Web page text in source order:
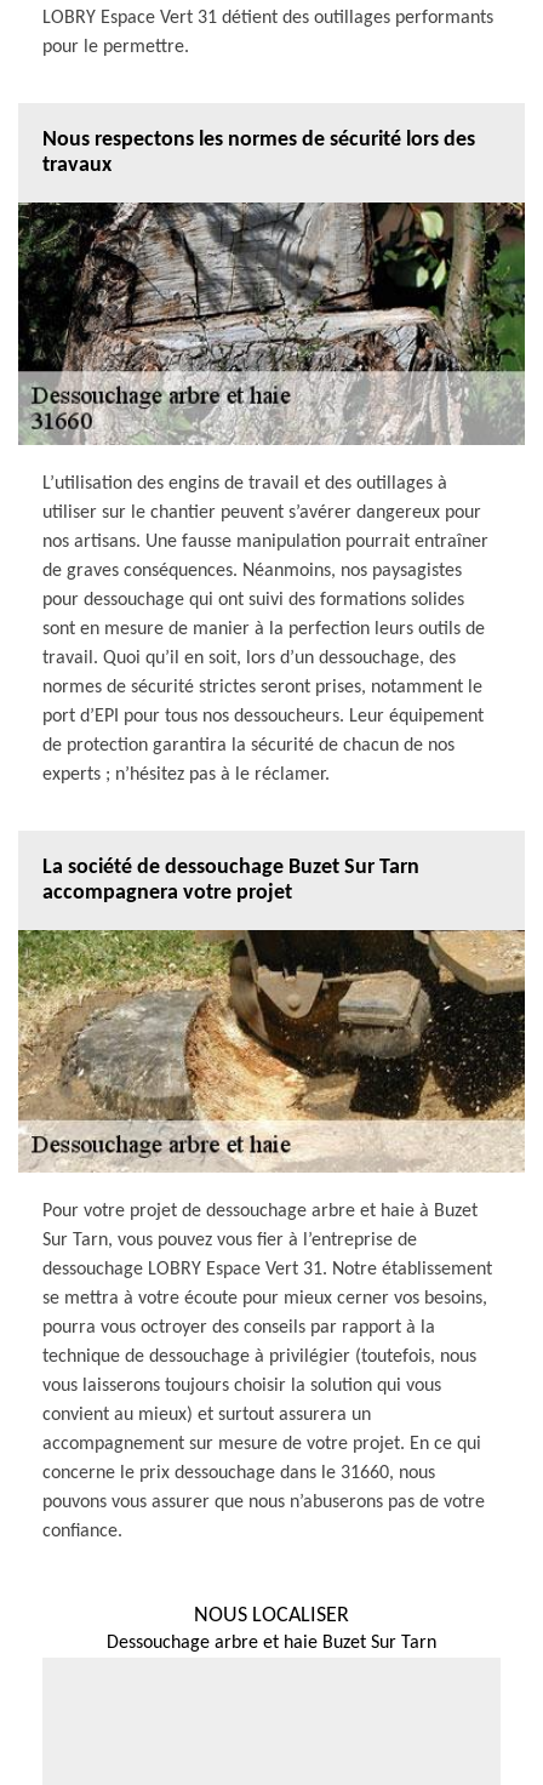
LOBRY Espace Vert 31 détient des outillages performants
pour le permettre.
Nous respectons les normes de sécurité lors des
travaux
L’utilisation des engins de travail et des outillages à
utiliser sur le chantier peuvent s’avérer dangereux pour
nos artisans. Une fausse manipulation pourrait entraîner
de graves conséquences. Néanmoins, nos paysagistes
pour dessouchage qui ont suivi des formations solides
sont en mesure de manier à la perfection leurs outils de
travail. Quoi qu’il en soit, lors d’un dessouchage, des
normes de sécurité strictes seront prises, notamment le
port d’EPI pour tous nos dessoucheurs. Leur équipement
de protection garantira la sécurité de chacun de nos
experts ; n’hésitez pas à le réclamer.
La société de dessouchage Buzet Sur Tarn
accompagnera votre projet
Pour votre projet de dessouchage arbre et haie à Buzet
Sur Tarn, vous pouvez vous fier à l’entreprise de
dessouchage LOBRY Espace Vert 31. Notre établissement
se mettra à votre écoute pour mieux cerner vos besoins,
pourra vous octroyer des conseils par rapport à la
technique de dessouchage à privilégier (toutefois, nous
vous laisserons toujours choisir la solution qui vous
convient au mieux) et surtout assurera un
accompagnement sur mesure de votre projet. En ce qui
concerne le prix dessouchage dans le 31660, nous
pouvons vous assurer que nous n’abuserons pas de votre
confiance.
NOUS LOCALISER
Dessouchage arbre et haie Buzet Sur Tarn